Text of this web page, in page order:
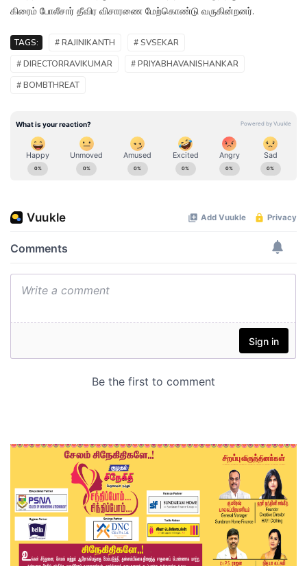
கிரைம் போலீசார் தீவிர விசாரணை மேற்கொண்டு வருகின்றனர்.
TAGS: # RAJINIKANTH
# SVSEKAR
# DIRECTORRAVIKUMAR
# PRIYABHAVANISHANKAR
# BOMBTHREAT